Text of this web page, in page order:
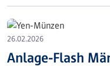
26.02.2026
Anlage-Flash